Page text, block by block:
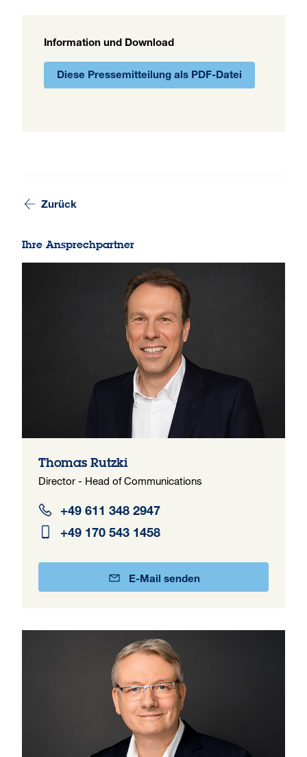
Information und Download
Diese Pressemitteilung als PDF-Datei
Zurück
Ihre Ansprechpartner
Thomas Rutzki
Director - Head of Communications
+49 611 348 2947
+49 170 543 1458
E-Mail senden